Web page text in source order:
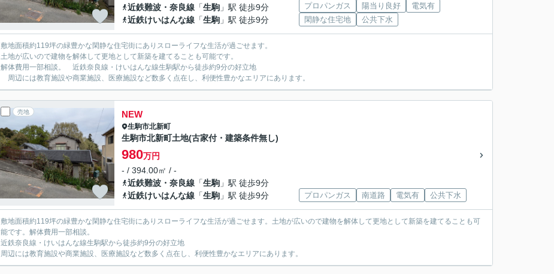
近鉄難波・奈良線 「生駒 」駅 徒歩9分
近鉄けいはんな線 「生駒 」駅 徒歩9分
プロパンガス 陽当り良好
電気有
閑静な住宅地
公共下水
敷地面積約119坪の緑豊かな閑静な住宅街にありスローライフな生活が過ごせます。
土地が広いので建物を解体して更地として新築を建てることも可能です。
解体費用一部相談。 近鉄奈良線・けいはんな線生駒駅から徒歩約9分の好立地
周辺には教育施設や商業施設、医療施設など数多く点在し、利便性豊かなエリアにあります。
売地 NEW
生駒市北新町
生駒市北新町土地(古家付・建築条件無し)
980万円
- / 394.00㎡ / -
近鉄難波・奈良線 「生駒 」駅 徒歩9分
近鉄けいはんな線 「生駒 」駅 徒歩9分 プロパンガス 南道路 電気有 公共下水
敷地面積約119坪の緑豊かな閑静な住宅街にありスローライフな生活が過ごせます。土地が広いので建物を解体して更地として新築を建てることも可
能です。解体費用一部相談。
近鉄奈良線・けいはんな線生駒駅から徒歩約9分の好立地
周辺には教育施設や商業施設、医療施設など数多く点在し、利便性豊かなエリアにあります。